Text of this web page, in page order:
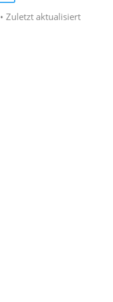
• Zuletzt aktualisiert